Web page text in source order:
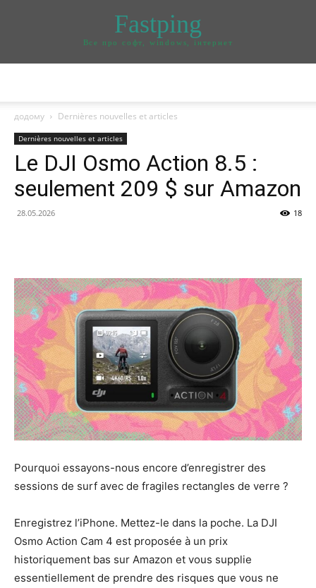
Fastping
Все про софт, windows, інтернет
додому Dernières nouvelles et articles
Dernières nouvelles et articles
Le DJI Osmo Action 8.5 :
seulement 209 $ sur Amazon
28.05.2026 18
Pourquoi essayons-nous encore d’enregistrer des
sessions de surf avec de fragiles rectangles de verre ?
Enregistrez l’iPhone. Mettez-le dans la poche. La DJI
Osmo Action Cam 4 est proposée à un prix
historiquement bas sur Amazon et vous supplie
essentiellement de prendre des risques que vous ne